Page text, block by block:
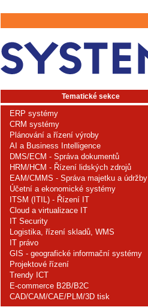
Tematické sekce
ERP systémy
CRM systémy
Plánování a řízení výroby
AI a Business Intelligence
DMS/ECM - Správa dokumentů
HRM/HCM - Řízení lidských zdrojů
EAM/CMMS - Správa majetku a údržby
Účetní a ekonomické systémy
ITSM (ITIL) - Řízení IT
Cloud a virtualizace IT
IT Security
Logistika, řízení skladů, WMS
IT právo
GIS - geografické informační systémy
Projektové řízení
Trendy ICT
E-commerce B2B/B2C
CAD/CAM/CAE/PLM/3D tisk